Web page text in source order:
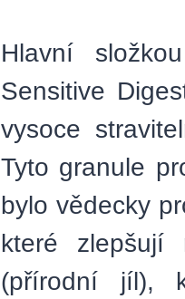
Hlavní
Sensitive
vysoce
Tyto granule
bylo vědecky
které zlepšují
(přírodní jíl),